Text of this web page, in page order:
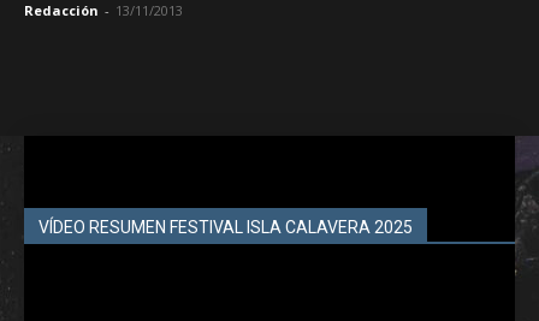
Redacción - 13/11/2013
VÍDEO RESUMEN FESTIVAL ISLA CALAVERA 2025